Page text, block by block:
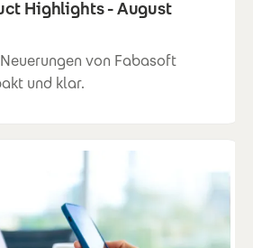
Highlights - August
von Fabasoft
und klar.